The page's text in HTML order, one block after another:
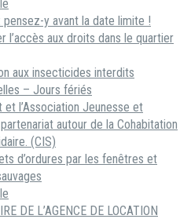
y avant la date limite !
l’accès aux droits dans le quartier
aux insecticides interdits
– Jours fériés
l’Association Jeunesse et
autour de la Cohabitation
(CIS)
d’ordures par les fenêtres et
DE L’AGENCE DE LOCATION